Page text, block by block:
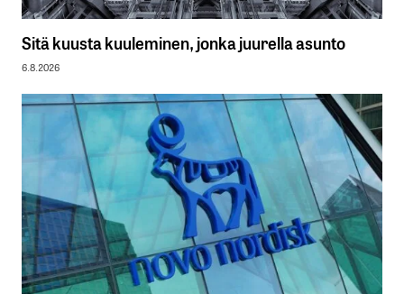
Sitä kuusta kuuleminen, jonka juurella asunto
6.8.2026